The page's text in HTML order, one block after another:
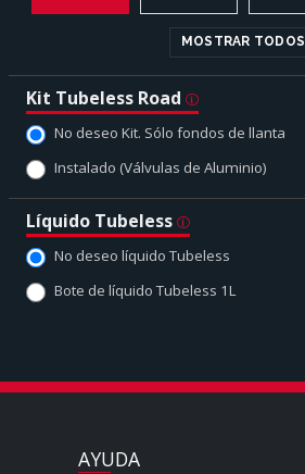
MOSTRAR TODOS
Kit Tubeless Road
No deseo Kit. Sólo fondos de llanta
Instalado (Válvulas de Aluminio)
Líquido Tubeless
No deseo líquido Tubeless
Bote de líquido Tubeless 1L
AYUDA